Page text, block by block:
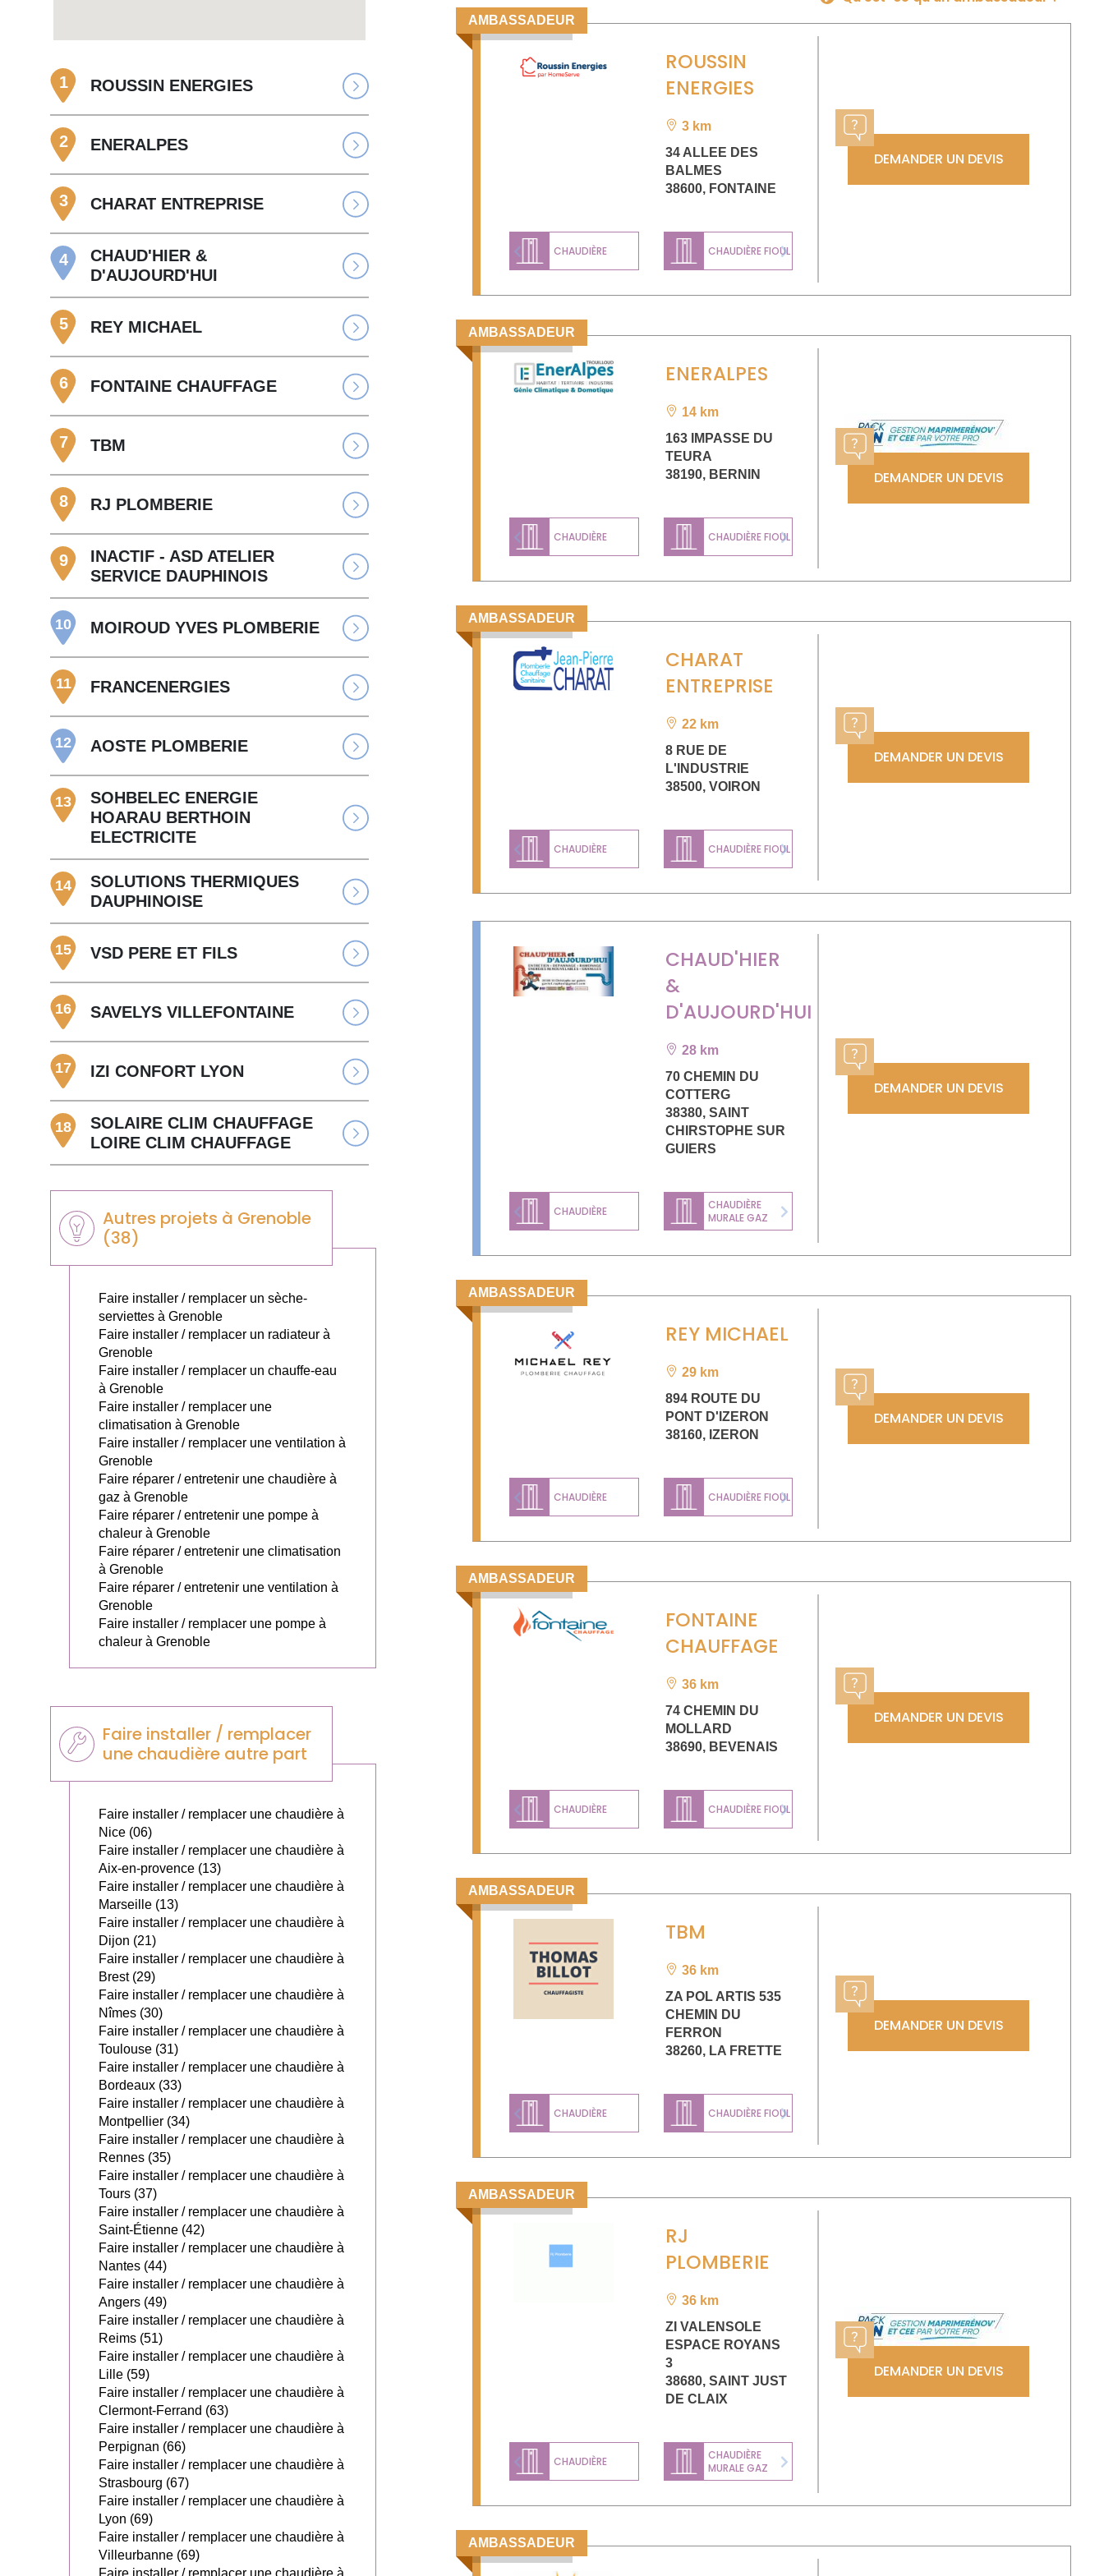
1 ROUSSIN ENERGIES
2 ENERALPES
3 CHARAT ENTREPRISE
4
CHAUD'HIER &
D'AUJOURD'HUI
5 REY MICHAEL
6 FONTAINE CHAUFFAGE
7 TBM
8 RJ PLOMBERIE
9
INACTIF - ASD ATELIER
SERVICE DAUPHINOIS
10 MOIROUD YVES PLOMBERIE
11 FRANCENERGIES
12 AOSTE PLOMBERIE
13
SOHBELEC ENERGIE
HOARAU BERTHOIN
ELECTRICITE
14
SOLUTIONS THERMIQUES
DAUPHINOISE
15 VSD PERE ET FILS
16 SAVELYS VILLEFONTAINE
17 IZI CONFORT LYON
18
SOLAIRE CLIM CHAUFFAGE
LOIRE CLIM CHAUFFAGE
Autres projets à Grenoble
(38)
Faire installer / remplacer un sèche-
serviettes à Grenoble
Faire installer / remplacer un radiateur à
Grenoble
Faire installer / remplacer un chauffe-eau
à Grenoble
Faire installer / remplacer une
climatisation à Grenoble
Faire installer / remplacer une ventilation à
Grenoble
Faire réparer / entretenir une chaudière à
gaz à Grenoble
Faire réparer / entretenir une pompe à
chaleur à Grenoble
Faire réparer / entretenir une climatisation
à Grenoble
Faire réparer / entretenir une ventilation à
Grenoble
Faire installer / remplacer une pompe à
chaleur à Grenoble
Faire installer / remplacer
une chaudière autre part
Faire installer / remplacer une chaudière à
Nice (06)
Faire installer / remplacer une chaudière à
Aix-en-provence (13)
Faire installer / remplacer une chaudière à
Marseille (13)
Faire installer / remplacer une chaudière à
Dijon (21)
Faire installer / remplacer une chaudière à
Brest (29)
Faire installer / remplacer une chaudière à
Nîmes (30)
Faire installer / remplacer une chaudière à
Toulouse (31)
Faire installer / remplacer une chaudière à
Bordeaux (33)
Faire installer / remplacer une chaudière à
Montpellier (34)
Faire installer / remplacer une chaudière à
Rennes (35)
Faire installer / remplacer une chaudière à
Tours (37)
Faire installer / remplacer une chaudière à
Saint-Étienne (42)
Faire installer / remplacer une chaudière à
Nantes (44)
Faire installer / remplacer une chaudière à
Angers (49)
Faire installer / remplacer une chaudière à
Reims (51)
Faire installer / remplacer une chaudière à
Lille (59)
Faire installer / remplacer une chaudière à
Clermont-Ferrand (63)
Faire installer / remplacer une chaudière à
Perpignan (66)
Faire installer / remplacer une chaudière à
Strasbourg (67)
Faire installer / remplacer une chaudière à
Lyon (69)
Faire installer / remplacer une chaudière à
Villeurbanne (69)
Faire installer / remplacer une chaudière à
AMBASSADEUR
ROUSSIN
ENERGIES
3 km
34 ALLEE DES
BALMES
38600, FONTAINE
CHAUDIÈRE CHAUDIÈRE FIOUL
Previous Next
DEMANDER UN DEVIS
AMBASSADEUR
ENERALPES
14 km
163 IMPASSE DU
TEURA
38190, BERNIN
CHAUDIÈRE CHAUDIÈRE FIOUL
Previous Next
DEMANDER UN DEVIS
AMBASSADEUR
CHARAT
ENTREPRISE
22 km
8 RUE DE
L'INDUSTRIE
38500,VOIRON
CHAUDIÈRE CHAUDIÈRE FIOUL
Previous Next
DEMANDER UN DEVIS
CHAUD'HIER
&
D'AUJOURD'HUI
28 km
70 CHEMIN DU
COTTERG
38380,SAINT
CHIRSTOPHE SUR
GUIERS
CHAUDIÈRE
CHAUDIÈRE
MURALE GAZ
Previous Next
DEMANDER UN DEVIS
AMBASSADEUR
REY MICHAEL
29 km
894 ROUTE DU
PONT D'IZERON
38160, IZERON
CHAUDIÈRE CHAUDIÈRE FIOUL
Previous Next
DEMANDER UN DEVIS
AMBASSADEUR
FONTAINE
CHAUFFAGE
36 km
74 CHEMIN DU
MOLLARD
38690, BEVENAIS
CHAUDIÈRE CHAUDIÈRE FIOUL
Previous Next
DEMANDER UN DEVIS
AMBASSADEUR
TBM
36 km
ZA POL ARTIS 535
CHEMIN DU
FERRON
38260, LA FRETTE
CHAUDIÈRE CHAUDIÈRE FIOUL
Previous Next
DEMANDER UN DEVIS
AMBASSADEUR
RJ
PLOMBERIE
36 km
ZI VALENSOLE
ESPACE ROYANS
3
38680,SAINT JUST
DE CLAIX
CHAUDIÈRE
CHAUDIÈRE
MURALE GAZ
Previous Next
DEMANDER UN DEVIS
AMBASSADEUR